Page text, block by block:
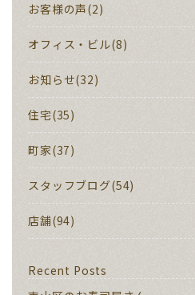
お客様の声(2)
オフィス・ビル(8)
お知らせ(32)
住宅(35)
町家(37)
スタッフブログ(54)
店舗(94)
Recent Posts